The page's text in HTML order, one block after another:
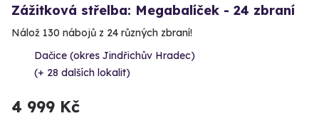
Zážitková střelba: Megabalíček - 24 zbraní
Nálož 130 nábojů z 24 různých zbraní!
Dačice (okres Jindřichův Hradec)
(+ 28 dalších lokalit)
4 999 Kč